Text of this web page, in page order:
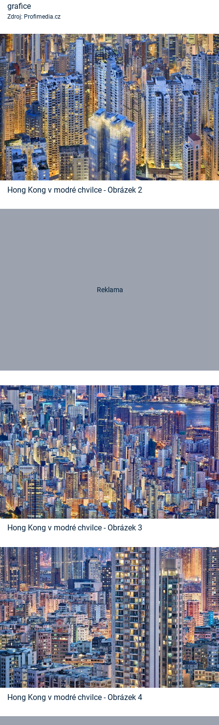
Časopis
Sledujte prima+
Přihlášení
Sledujte nás
grafice
Zdroj: Profimedia.cz
Hong Kong v modré chvilce - Obrázek 2
Hong Kong v modré chvilce - Obrázek 3
Hong Kong v modré chvilce - Obrázek 4